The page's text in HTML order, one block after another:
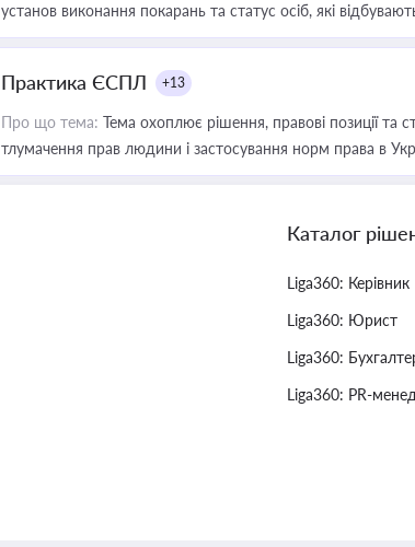
установ виконання покарань та статус осіб, які
Практика ЄСПЛ +13
Про що тема: Тема охоплює рішення, правові позиції та
тлумачення прав людини і застосування норм права в
Каталог
Liga360: Керівник
Liga360: Юрист
Liga360:
Liga360: PR-